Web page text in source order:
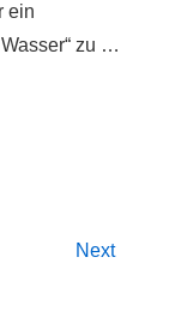
ein
zu …
Next